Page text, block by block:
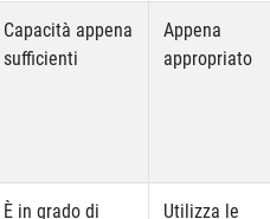
Capacità appena
sufficienti
Appena
appropriato
È in grado di
Utilizza le